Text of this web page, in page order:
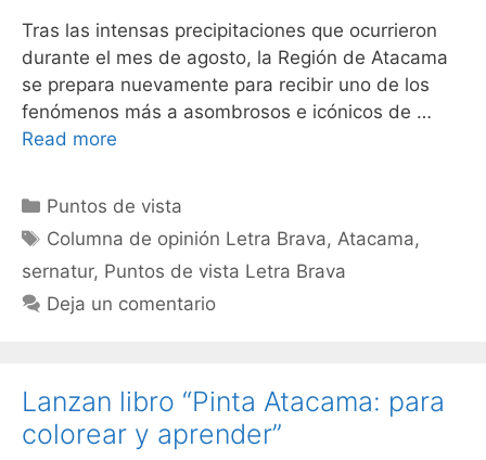
Tras las intensas precipitaciones que ocurrieron
durante el mes de agosto, la Región de Atacama
se prepara nuevamente para recibir uno de los
fenómenos más a asombrosos e icónicos de …
Read more
Puntos de vista
Columna de opinión Letra Brava, Atacama,
sernatur, Puntos de vista Letra Brava
Deja un comentario
Lanzan libro “Pinta Atacama: para
colorear y aprender”